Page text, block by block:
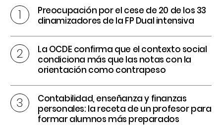
Preocupación por el cese de 20 de los 33
dinamizadores de la FP Dual intensiva
La OCDE confirma que el contexto social
condiciona más que las notas con la
orientación como contrapeso
Contabilidad, enseñanza y finanzas
personales: la receta de un profesor para
formar alumnos más preparados